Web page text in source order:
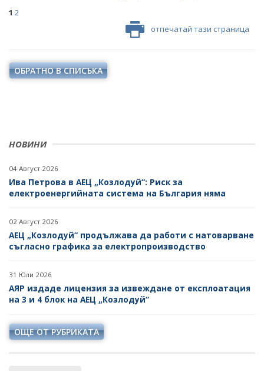
НОВИНИ
04 Август 2026
Ива Петрова в АЕЦ „Козлодуй“: Риск за
електроенергийната система на България няма
02 Август 2026
АЕЦ „Козлодуй“ продължава да работи с натоварване
съгласно графика за електропроизводство
31 Юли 2026
АЯР издаде лицензия за извеждане от експлоатация
на 3 и 4 блок на АЕЦ „Козлодуй“
ОЩЕ ОТ РУБРИКАТА
1 2
отпечатай тази страница
ОБРАТНО В СПИСЪКА